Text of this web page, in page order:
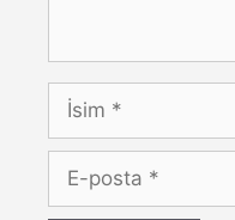
İsim
posta